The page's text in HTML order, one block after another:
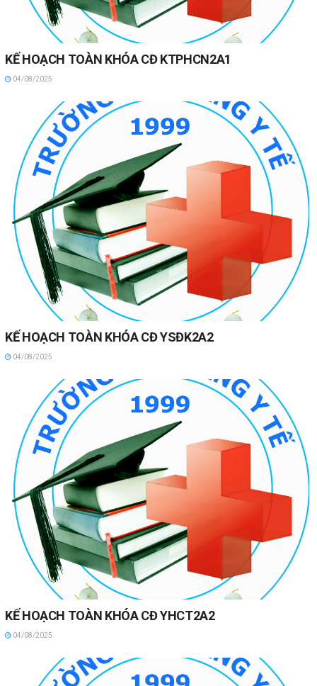
KẾ HOẠCH TOÀN KHÓA CĐ KTPHCN2A1
04/08/2025
KẾ HOẠCH TOÀN KHÓA CĐ YSĐK2A2
04/08/2025
KẾ HOẠCH TOÀN KHÓA CĐ YHCT2A2
04/08/2025